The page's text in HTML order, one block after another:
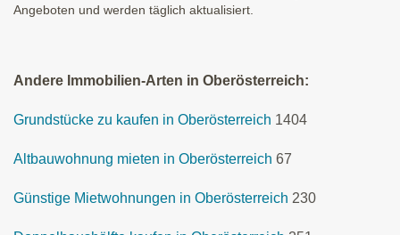
Angeboten und werden täglich aktualisiert.
Andere Immobilien-Arten in Oberösterreich:
Grundstücke zu kaufen in Oberösterreich 1404
Altbauwohnung mieten in Oberösterreich 67
Günstige Mietwohnungen in Oberösterreich 230